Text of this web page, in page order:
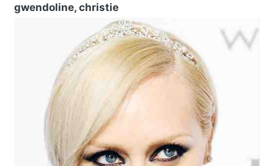
gwendoline, christie